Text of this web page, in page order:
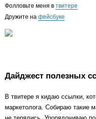
Фолловьте меня в твитере
Дружите на фейсбуке
Дайджест полезных
В твитере я кидаю ссылки,
маркетолога. Собираю такие